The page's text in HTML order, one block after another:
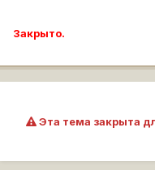
Закрыто.
Эта тема закрыта